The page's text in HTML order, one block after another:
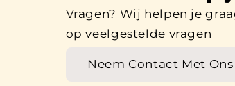
Vragen? Wij helpen je
op veelgestelde vragen
Neem Contact Met Ons